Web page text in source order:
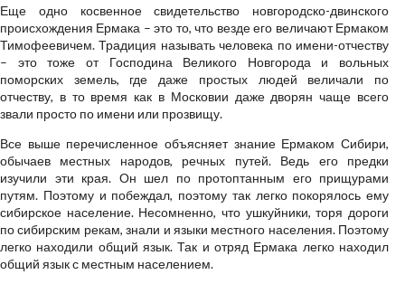
Еще одно косвенное свидетельство новгородско-двинского
происхождения Ермака – это то, что везде его величают Ермаком
Тимофеевичем. Традиция называть человека по имени-отчеству
– это тоже от Господина Великого Новгорода и вольных
поморских земель, где даже простых людей величали по
отчеству, в то время как в Московии даже дворян чаще всего
звали просто по имени или прозвищу.
Все выше перечисленное объясняет знание Ермаком Сибири,
обычаев местных народов, речных путей. Ведь его предки
изучили эти края. Он шел по протоптанным его прищурами
путям. Поэтому и побеждал, поэтому так легко покорялось ему
сибирское население. Несомненно, что ушкуйники, торя дороги
по сибирским рекам, знали и языки местного населения. Поэтому
легко находили общий язык. Так и отряд Ермака легко находил
общий язык с местным населением.